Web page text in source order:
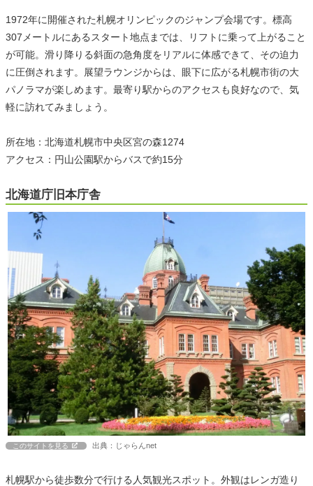
1972年に開催された札幌オリンピックのジャンプ会場です。標高
307メートルにあるスタート地点までは、リフトに乗って上がること
が可能。滑り降りる斜面の急角度をリアルに体感できて、その迫力
に圧倒されます。展望ラウンジからは、眼下に広がる札幌市街の大
パノラマが楽しめます。最寄り駅からのアクセスも良好なので、気
軽に訪れてみましょう。
所在地：北海道札幌市中央区宮の森1274
アクセス：円山公園駅からバスで約15分
北海道庁旧本庁舎
このサイトを見る 出典：じゃらんnet
札幌駅から徒歩数分で行ける人気観光スポット。外観はレンガ造り